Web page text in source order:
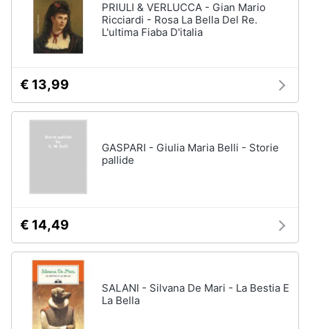
PRIULI & VERLUCCA - Gian Mario
Ricciardi - Rosa La Bella Del Re.
L'ultima Fiaba D'italia
€ 13,99
GASPARI - Giulia Maria Belli - Storie
pallide
€ 14,49
SALANI - Silvana De Mari - La Bestia E
La Bella